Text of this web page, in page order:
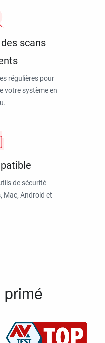
scans
régulières pour
votre système en
de sécurité
Mac, Android et